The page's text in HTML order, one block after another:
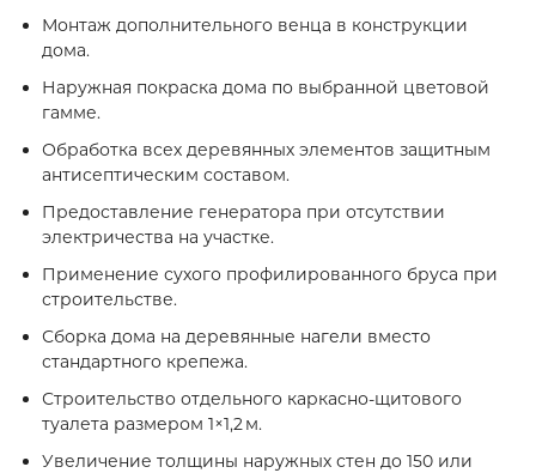
Монтаж дополнительного венца в конструкции
дома.
Наружная покраска дома по выбранной цветовой
гамме.
Обработка всех деревянных элементов защитным
антисептическим составом.
Предоставление генератора при отсутствии
электричества на участке.
Применение сухого профилированного бруса при
строительстве.
Сборка дома на деревянные нагели вместо
стандартного крепежа.
Строительство отдельного каркасно‑щитового
туалета размером 1×1,2 м.
Увеличение толщины наружных стен до 150 или